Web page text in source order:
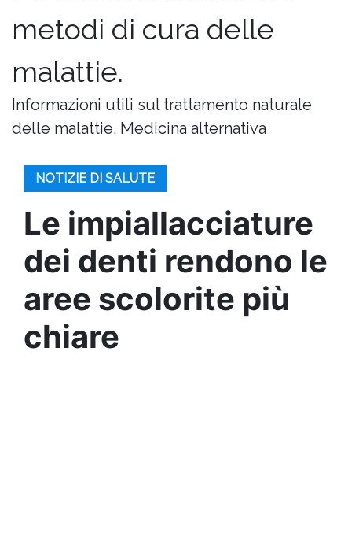
metodi di cura delle
malattie.
Informazioni utili sul trattamento naturale
delle malattie. Medicina alternativa
NOTIZIE DI SALUTE
Le impiallacciature
dei denti rendono le
aree scolorite più
chiare